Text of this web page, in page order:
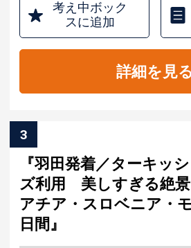
考え中ボック
スに追加
詳細を見る
3
『羽田発着／ターキッ
ズ利用 美しすぎる絶
アチア・スロベニア・
日間』